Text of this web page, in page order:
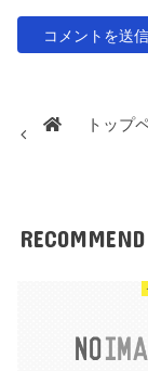
トップ
RECOMMEND